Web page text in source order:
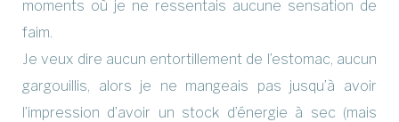
moments où je ne ressentais aucune sensation de
faim.
Je veux dire aucun entortillement de l’estomac, aucun
gargouillis, alors je ne mangeais pas jusqu’à avoir
l’impression d’avoir un stock d’énergie à sec (mais